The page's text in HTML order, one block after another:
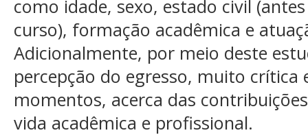
como idade, sexo, estado civil
curso), formação acadêmica e
Adicionalmente, por meio deste
percepção do egresso, muito crítica
momentos, acerca das
vida acadêmica e profissional.